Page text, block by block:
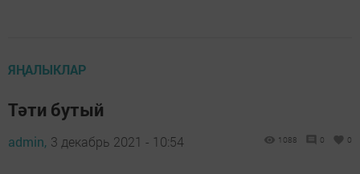
ЯҢАЛЫКЛАР
Тәти бутый
admin, 3 декабрь 2021 - 10:54 1088 0 0